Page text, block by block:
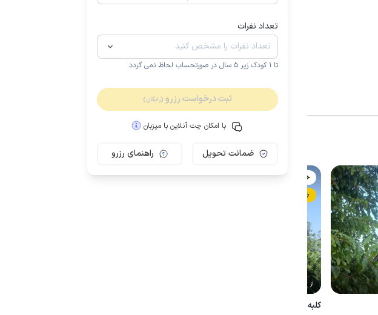
مـمـتــــــاز
از 3٬450٬000
کلبه چوبی جنگلی در ماسال - ورمیه
مـمـتــــــاز
تعداد نفرات
تا 1 کودک زیر 5 سال در صورتحساب لحاظ نمی گردد.
ثبت درخواست رزرو (رایگان)
با امکان چت آنلاین با میزبان
ضمانت تحویل راهنمای رزرو